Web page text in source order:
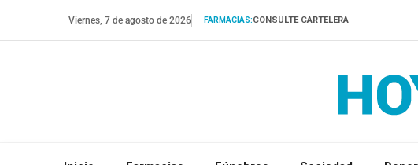
Viernes, 7 de agosto de 2026 FARMACIAS:CONSULTE CARTELERA